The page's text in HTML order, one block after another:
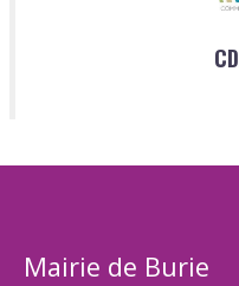
Mairie de Burie